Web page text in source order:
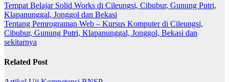
Tempat Belajar Solid Works di Cileungsi, Cibubur, Gunung Putri,
Klapanunggal, Jonggol dan Bekasi
Tentang Pemrograman Web – Kursus Komputer di Cileungsi,
Cibubur, Gunung Putri, Klapanunggal, Jonggol, Bekasi dan
sekitarnya
Related Post